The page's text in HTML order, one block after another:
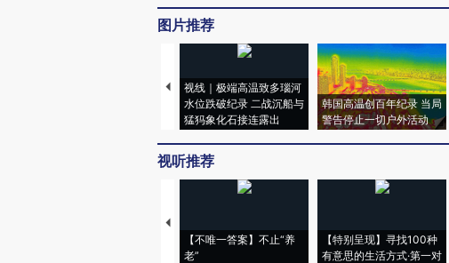
图片推荐
视线｜极端高温致多瑙河
水位跌破纪录 二战沉船与
猛犸象化石接连露出
韩国高温创百年纪录 当局
警告停止一切户外活动
视听推荐
【不唯一答案】不止“养
老”
【特别呈现】寻找100种
有意思的生活方式·第一对